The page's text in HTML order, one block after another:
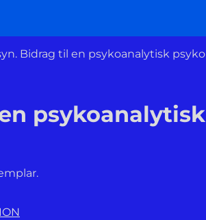
Bidrag til en psykoanalytisk